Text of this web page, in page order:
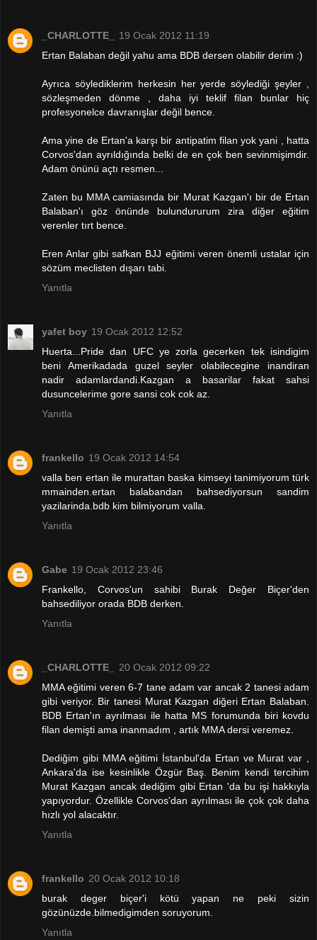
_CHARLOTTE_
19 Ocak 2012 11:19
Ertan Balaban değil yahu ama BDB dersen olabilir derim :)
Ayrıca söylediklerim herkesin her yerde söylediği şeyler ,
sözleşmeden dönme , daha iyi teklif filan bunlar hiç
profesyonelce davranışlar değil bence.
Ama yine de Ertan'a karşı bir antipatim filan yok yani , hatta
Corvos'dan ayrıldığında belki de en çok ben sevinmişimdir.
Adam önünü açtı resmen...
Zaten bu MMA camiasında bir Murat Kazgan'ı bir de Ertan
Balaban'ı göz önünde bulundururum zira diğer eğitim
verenler tırt bence.
Eren Anlar gibi safkan BJJ eğitimi veren önemli ustalar için
sözüm meclisten dışarı tabi.
Yanıtla
yafet boy 19 Ocak 2012 12:52
Huerta...Pride dan UFC ye zorla gecerken tek isindigim
beni Amerikadada guzel seyler olabilecegine inandiran
nadir adamlardandi.Kazgan a basarilar fakat sahsi
dusuncelerime gore sansi cok cok az.
Yanıtla
frankello 19 Ocak 2012 14:54
valla ben ertan ile murattan baska kimseyi tanimiyorum türk
mmainden.ertan balabandan bahsediyorsun sandim
yazilarinda.bdb kim bilmiyorum valla.
Yanıtla
Gabe 19 Ocak 2012 23:46
Frankello, Corvos'un sahibi Burak Değer Biçer'den
bahsediliyor orada BDB derken.
Yanıtla
_CHARLOTTE_
20 Ocak 2012 09:22
MMA eğitimi veren 6-7 tane adam var ancak 2 tanesi adam
gibi veriyor. Bir tanesi Murat Kazgan diğeri Ertan Balaban.
BDB Ertan'ın ayrılması ile hatta MS forumunda biri kovdu
filan demişti ama inanmadım , artık MMA dersi veremez.
Dediğim gibi MMA eğitimi İstanbul'da Ertan ve Murat var ,
Ankara'da ise kesinlikle Özgür Baş. Benim kendi tercihim
Murat Kazgan ancak dediğim gibi Ertan 'da bu işi hakkıyla
yapıyordur. Özellikle Corvos'dan ayrılması ile çok çok daha
hızlı yol alacaktır.
Yanıtla
frankello 20 Ocak 2012 10:18
burak deger biçer'i kötü yapan ne peki sizin
gözünüzde.bilmedigimden soruyorum.
Yanıtla